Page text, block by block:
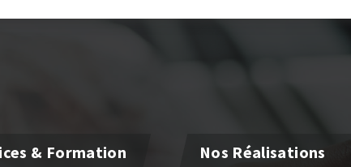
& Formation
Nos Réalisations